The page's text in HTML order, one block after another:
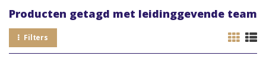
Producten getagd met leidinggevende team
Filters